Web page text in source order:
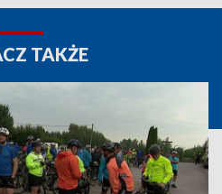
TAKŻE